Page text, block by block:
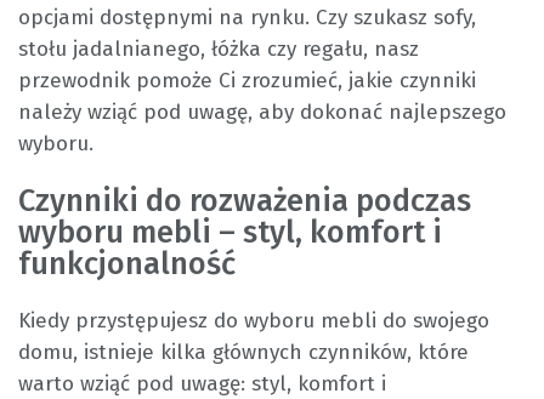
opcjami dostępnymi na rynku. Czy szukasz sofy,
stołu jadalnianego, łóżka czy regału, nasz
przewodnik pomoże Ci zrozumieć, jakie czynniki
należy wziąć pod uwagę, aby dokonać najlepszego
wyboru.
Czynniki do rozważenia podczas
wyboru mebli – styl, komfort i
funkcjonalność
Kiedy przystępujesz do wyboru mebli do swojego
domu, istnieje kilka głównych czynników, które
warto wziąć pod uwagę: styl, komfort i